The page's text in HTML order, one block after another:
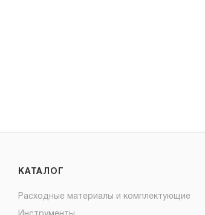
КАТАЛОГ
Расходные материалы и комплектующие